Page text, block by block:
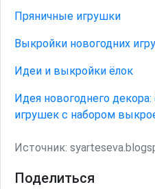
Пряничные игрушки
Выкройки новогодних
Идеи и выкройки ёлок
Идея новогоднего
игрушек с набором
Источник:
Поделиться